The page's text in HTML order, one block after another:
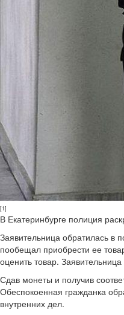
[1]
В Екатеринбурге полиция
Заявительница обратилась в
пообещал приобрести ее
оценить товар. Заявительница
Сдав монеты и получив
Обеспокоенная гражданка
внутренних дел.